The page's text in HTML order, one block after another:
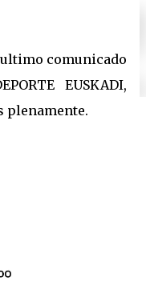
comunicado
EUSKADI,
plenamente.